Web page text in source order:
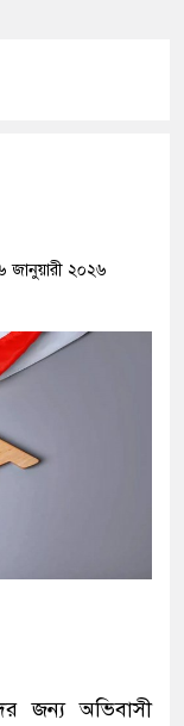
জানুয়ারী ২০২৬
জন্য অভিবাসী